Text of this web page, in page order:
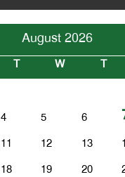
August 2026
T W T
4 5 6
11 12 13
18 19 20